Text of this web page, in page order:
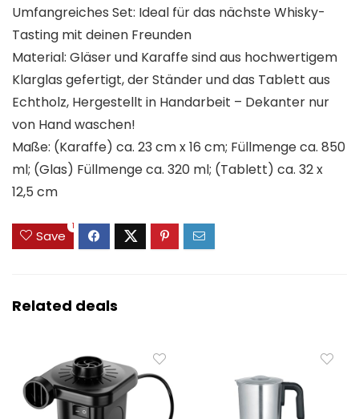
Umfangreiches Set: Ideal für das nächste Whisky-
Tasting mit deinen Freunden
Material: Gläser und Karaffe sind aus hochwertigem
Klarglas gefertigt, der Ständer und das Tablett aus
Echtholz, Hergestellt in Handarbeit – Dekanter nur
von Hand waschen!
Maße: (Karaffe) ca. 23 cm x 16 cm; Füllmenge ca. 850
ml; (Glas) Füllmenge ca. 320 ml; (Tablett) ca. 32 x
12,5 cm
Save
1
Related deals